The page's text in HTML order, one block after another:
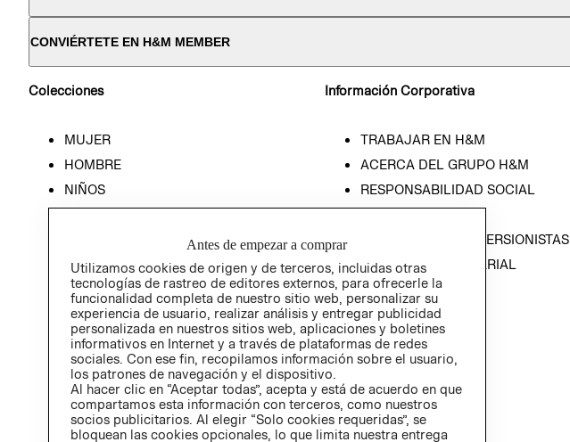
CONVIÉRTETE EN H&M MEMBER
Colecciones
MUJER
HOMBRE
NIÑOS
Información Corporativa
TRABAJAR EN H&M
ACERCA DEL GRUPO H&M
RESPONSABILIDAD SOCIAL
RELACIÓN CON INVERSIONISTAS
POLÍTICA EMPRESARIAL
Antes de empezar a comprar
Utilizamos cookies de origen y de terceros, incluidas otras
tecnologías de rastreo de editores externos, para ofrecerle la
funcionalidad completa de nuestro sitio web, personalizar su
experiencia de usuario, realizar análisis y entregar publicidad
personalizada en nuestros sitios web, aplicaciones y boletines
informativos en Internet y a través de plataformas de redes
sociales. Con ese fin, recopilamos información sobre el usuario,
los patrones de navegación y el dispositivo.
Al hacer clic en “Aceptar todas”, acepta y está de acuerdo en que
compartamos esta información con terceros, como nuestros
socios publicitarios. Al elegir “Solo cookies requeridas”, se
bloquean las cookies opcionales, lo que limita nuestra entrega